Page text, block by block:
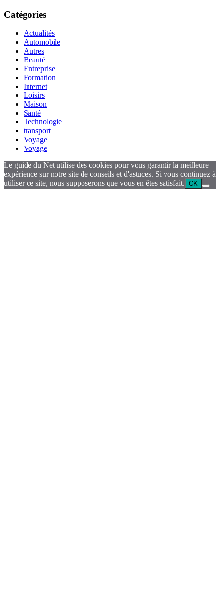
Catégories
Actualités
Automobile
Autres
Beauté
Entreprise
Formation
Internet
Loisirs
Maison
Santé
Technologie
transport
Voyage
Voyage
Le guide du Net utilise des cookies pour vous garantir la meilleure
expérience sur notre site de conseils et d'astuces. Si vous continuez à
utiliser ce site, nous supposerons que vous en êtes satisfait. OK